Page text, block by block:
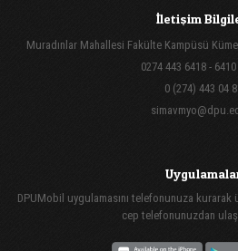
İletişim
Muradınlar Mahallesi Fakülte Kampüsü
0274 443 6418 -
0 (274) 443 04
DPUMobil uygulamasını telefonunuza kurarak
cep telefonunuzdan